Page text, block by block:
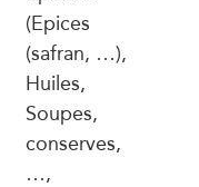
(Epices
(safran, …),
Huiles,
Soupes,
conserves,
…,